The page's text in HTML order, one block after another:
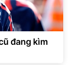
đang kìm